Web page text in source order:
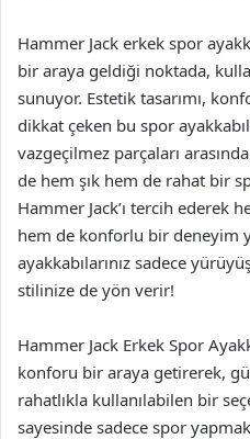
Hammer Jack erkek spor
bir araya geldiği noktada,
sunuyor. Estetik tasarımı,
dikkat çeken bu spor
vazgeçilmez parçaları
de hem şık hem de rahat bir
Hammer Jack’ı tercih ederek
hem de konforlu bir deneyim
ayakkabılarınız sadece
stilinize de yön verir!
Hammer Jack Erkek Spor
konforu bir araya getirerek,
rahatlıkla kullanılabilen bir
sayesinde sadece spor